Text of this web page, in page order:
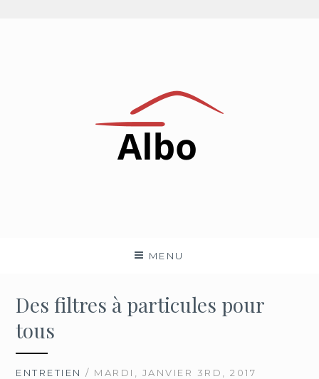
MENU
Des filtres à particules pour
tous
ENTRETIEN / MARDI, JANVIER 3RD, 2017